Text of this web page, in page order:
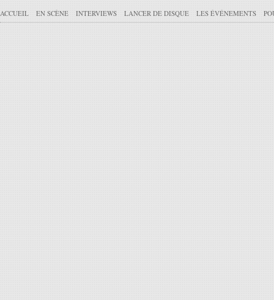
ACCUEIL EN SCÈNE INTERVIEWS LANCER DE DISQUE LES ÉVÉNEMENTS